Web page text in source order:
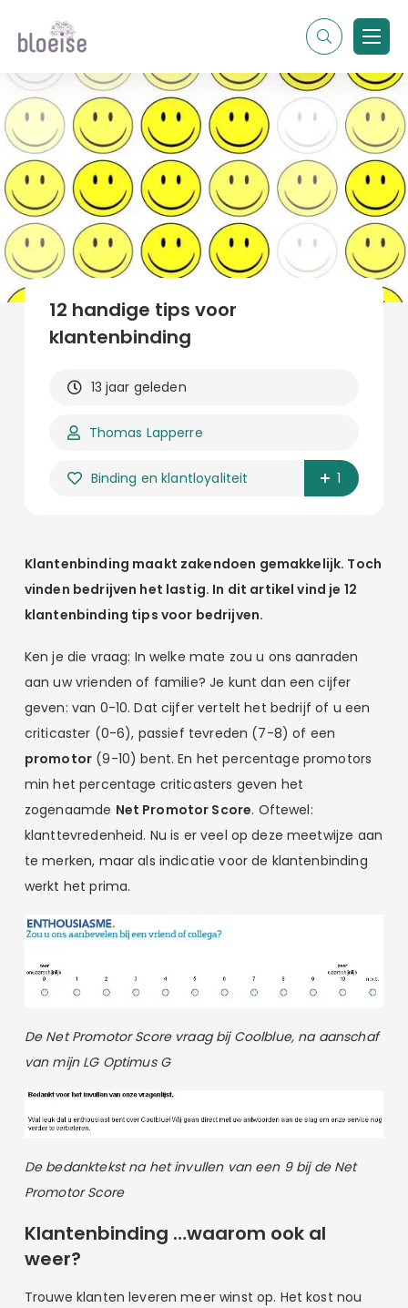
Contentmarketing
Online marketing
Branches
Marketing
Alle soorten artikelen
Alle topics
12 handige tips voor
klantenbinding
13 jaar geleden
Thomas Lapperre
Binding en klantloyaliteit 1
Klantenbinding maakt zakendoen gemakkelijk. Toch
vinden bedrijven het lastig. In dit artikel vind je 12
klantenbinding tips voor bedrijven.
Ken je die vraag: In welke mate zou u ons aanraden
aan uw vrienden of familie? Je kunt dan een cijfer
geven: van 0-10. Dat cijfer vertelt het bedrijf of u een
criticaster (0-6), passief tevreden (7-8) of een
promotor (9-10) bent. En het percentage promotors
min het percentage criticasters geven het
zogenaamde Net Promotor Score. Oftewel:
klanttevredenheid. Nu is er veel op deze meetwijze aan
te merken, maar als indicatie voor de klantenbinding
werkt het prima.
De Net Promotor Score vraag bij Coolblue, na aanschaf
van mijn LG Optimus G
De bedanktekst na het invullen van een 9 bij de Net
Promotor Score
Klantenbinding …waarom ook al
weer?
Trouwe klanten leveren meer winst op. Het kost nou